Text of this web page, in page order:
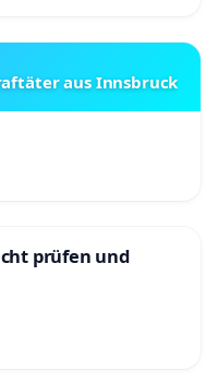
aus Innsbruck
prüfen und